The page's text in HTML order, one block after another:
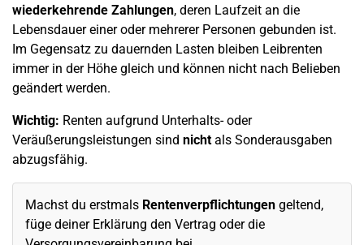
wiederkehrende Zahlungen, deren Laufzeit an die
Lebensdauer einer oder mehrerer Personen gebunden ist.
Im Gegensatz zu dauernden Lasten bleiben Leibrenten
immer in der Höhe gleich und können nicht nach Belieben
geändert werden.
Wichtig: Renten aufgrund Unterhalts- oder
Veräußerungsleistungen sind nichtals Sonderausgaben
abzugsfähig.
Machst du erstmals Rentenverpflichtungen geltend,
füge deiner Erklärung den Vertrag oder die